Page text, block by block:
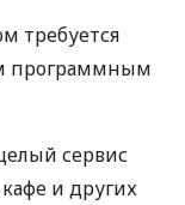
требуется
программным
сервис
и других